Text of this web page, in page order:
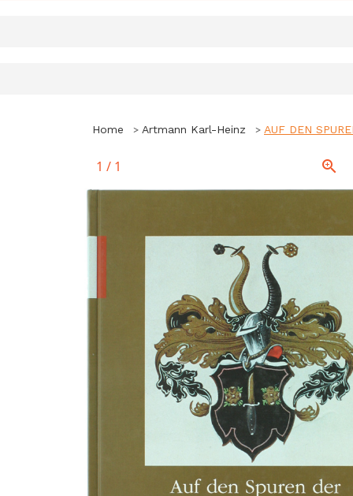
Home Artmann Karl-Heinz AUF DEN
1 / 1